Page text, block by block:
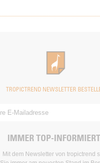
TROPICTREND NEWSLETTER
IMMER TOP-
Mit dem Newsletter von tropictrend